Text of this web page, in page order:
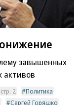
завышенных
активов
2
Политика
Сергей Горяшко